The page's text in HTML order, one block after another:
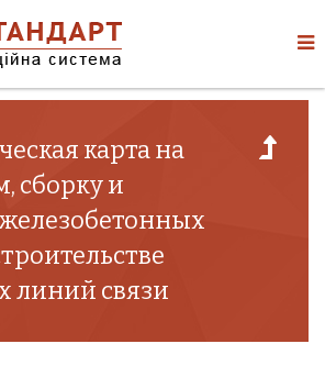
карта на
сборку и
линий связи